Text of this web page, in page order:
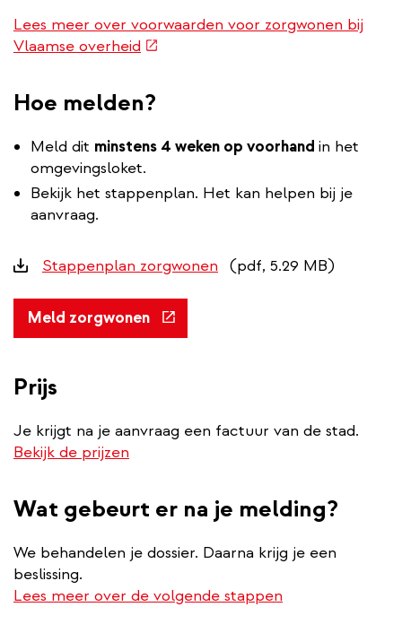
Lees meer over voorwaarden voor zorgwonen bij
Vlaamse overheid (externe
Hoe melden?
Meld dit minstens 4 weken op voorhand in het
omgevingsloket.
Bekijk het stappenplan. Het kan helpen bij je
aanvraag.
Downloads
Stappenplan zorgwonen (pdf, 5.29 MB)
Meld zorgwonen(externe
link)
Prijs
Je krijgt na je aanvraag een factuur van de stad.
Bekijk de prijzen
Wat gebeurt er na je melding?
We behandelen je dossier. Daarna krijg je een
beslissing.
Lees meer over de volgende stappen